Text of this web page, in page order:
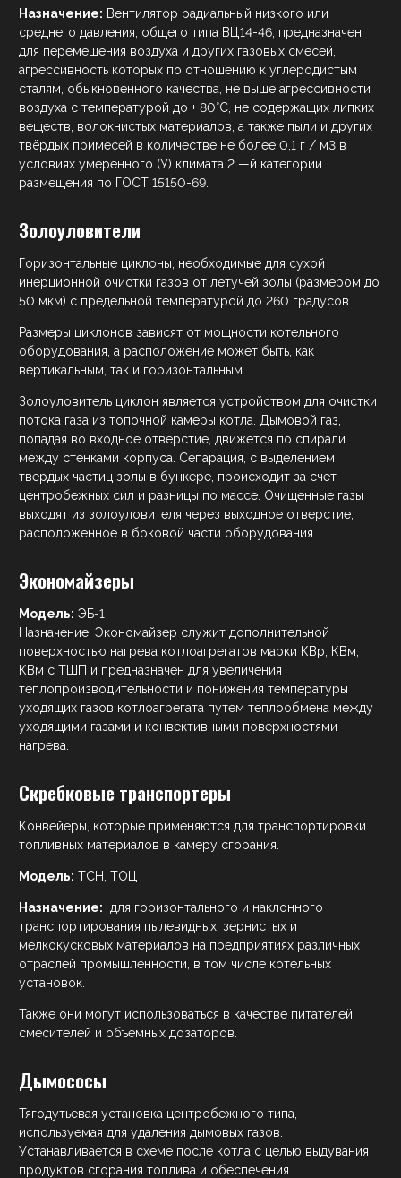
Назначение: Вентилятор радиальный низкого или
среднего давления, общего типа ВЦ14-46, предназначен
для перемещения воздуха и других газовых смесей,
агрессивность которых по отношению к углеродистым
сталям, обыкновенного качества, не выше агрессивности
воздуха с температурой до + 80°С, не содержащих липких
веществ, волокнистых материалов, а также пыли и других
твёрдых примесей в количестве не более 0,1 г / м3 в
условиях умеренного (У) климата 2 —й категории
размещения по ГОСТ 15150-69.
Золоуловители
Горизонтальные циклоны, необходимые для сухой
инерционной очистки газов от летучей золы (размером до
50 мкм) с предельной температурой до 260 градусов.
Размеры циклонов зависят от мощности котельного
оборудования, а расположение может быть, как
вертикальным, так и горизонтальным.
Золоуловитель циклон является устройством для очистки
потока газа из топочной камеры котла. Дымовой газ,
попадая во входное отверстие, движется по спирали
между стенками корпуса. Сепарация, с выделением
твердых частиц золы в бункере, происходит за счет
центробежных сил и разницы по массе. Очищенные газы
выходят из золоуловителя через выходное отверстие,
расположенное в боковой части оборудования.
Экономайзеры
Модель: ЭБ-1
Назначение: Экономайзер служит дополнительной
поверхностью нагрева котлоагрегатов марки КВр, КВм,
КВм с ТШП и предназначен для увеличения
теплопроизводительности и понижения температуры
уходящих газов котлоагрегата путем теплообмена между
уходящими газами и конвективными поверхностями
нагрева.
Скребковые транспортеры
Конвейеры, которые применяются для транспортировки
топливных материалов в камеру сгорания.
Модель: ТСН, ТОЦ
Назначение: для горизонтального и наклонного
транспортирования пылевидных, зернистых и
мелкокусковых материалов на предприятиях различных
отраслей промышленности, в том числе котельных
установок.
Также они могут использоваться в качестве питателей,
смесителей и объемных дозаторов.
Дымососы
Тягодутьевая установка центробежного типа,
используемая для удаления дымовых газов.
Устанавливается в схеме после котла с целью выдувания
продуктов сгорания топлива и обеспечения